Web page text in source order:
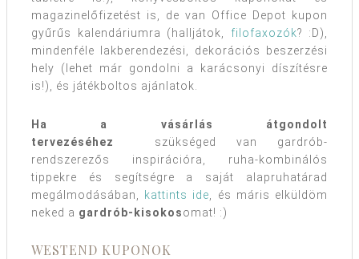
magazinelőfizetést is, de van Office Depot kupon
gyűrűs kalendáriumra (halljátok, filofaxozók? :D),
mindenféle lakberendezési, dekorációs beszerzési
hely (lehet már gondolni a karácsonyi díszítésre
is!), és játékboltos ajánlatok.
Ha a vásárlás átgondolt
tervezéséhez
szükséged van gardrób-
rendszerezős inspirációra, ruha-kombinálós
tippekre és segítségre a saját alapruhatárad
megálmodásában,
kattints ide , és máris elküldöm
neked a gardrób-kisokosomat! :)
WESTEND KUPONOK